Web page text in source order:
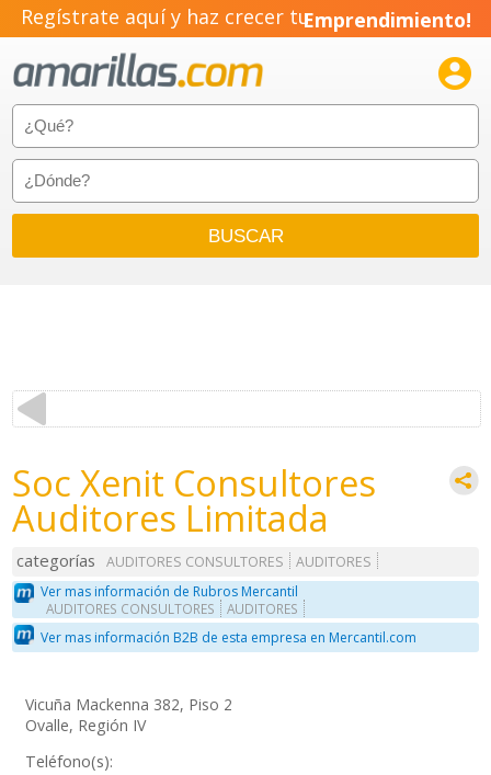
Regístrate aquí y haz crecer tuEmprendimiento!

Soc Xenit Consultores
Auditores Limitada
categorías AUDITORES CONSULTORES
AUDITORES
Ver mas información de Rubros Mercantil
AUDITORES CONSULTORES AUDITORES
Ver mas información B2B de esta empresa en Mercantil.com
Vicuña Mackenna 382, Piso 2
Ovalle, Región IV
Teléfono(s):